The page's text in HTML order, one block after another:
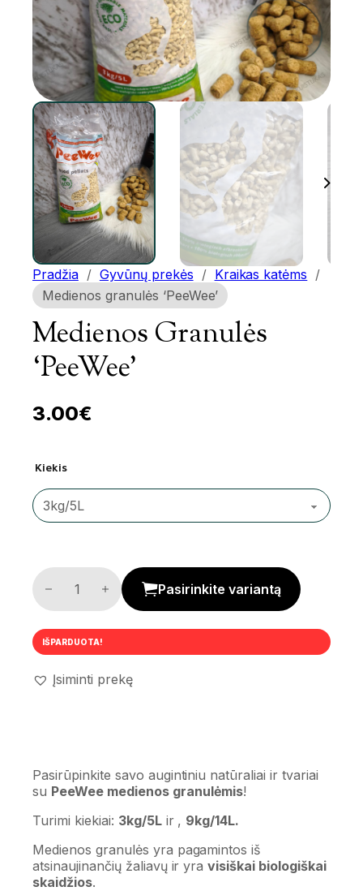
Pradžia / Gyvūnų prekės / Kraikas katėms /
Medienos granulės ‘PeeWee’
Medienos Granulės
‘PeeWee’
3.00€
Kiekis
Medienos granulės 'PeeWee' kiekis
Pasirinkite variantą
IŠPARDUOTA!
Įsiminti prekę
Pasirūpinkite savo augintiniu natūraliai ir tvariai
su PeeWee medienos granulėmis!
Turimi kiekiai: 3kg/5Lir , 9kg/14L.
Medienos granulės yra pagamintos iš
atsinaujinančių žaliavų ir yravisiškai biologiškai
skaidžios.